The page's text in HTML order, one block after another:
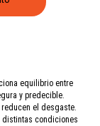
equilibrio entre
y predecible.
el desgaste.
distintas condiciones